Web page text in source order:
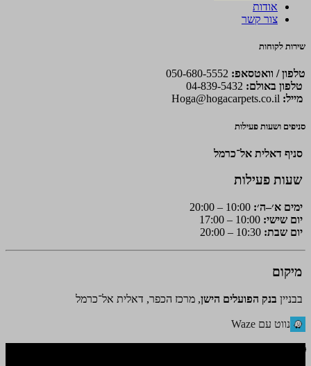
אודות
צור קשר
שירות לקוחות
טלפון / וואטסאפ:
טלפון באולם:
מייל: Hoga@hogacarpets.co.il
סניפים ושעות פעילות
סניף דאלית אל־כרמל
שעות פעילות
ימים א׳–ה׳:
יום שישי:
יום שבת:
מיקום
בבניין בנק הפועלים הישן, מרכז הכפר, דאלית אל־כרמל
נווט עם Waze